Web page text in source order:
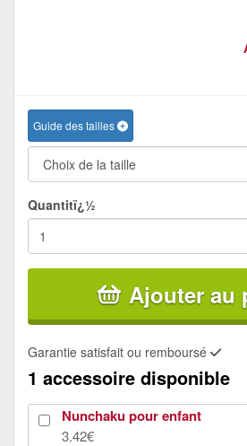
Guide des tailles
Quantitï¿½
Ajouter au
Garantie satisfait ou remboursé
1 accessoire disponible
Nunchaku pour enfant
3.42€